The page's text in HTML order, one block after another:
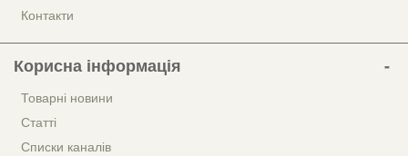
Контакти
Корисна інформація
Товарні новини
Статті
Списки каналів